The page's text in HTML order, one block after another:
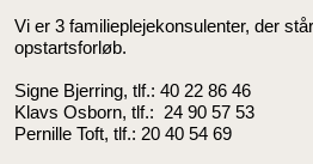
Vi er 3 familieplejekonsulenter, der
opstartsforløb.
Signe Bjerring, tlf.: 40 22 86 46
Klavs Osborn, tlf.: 24 90 57 53
Pernille Toft, tlf.: 20 40 54 69